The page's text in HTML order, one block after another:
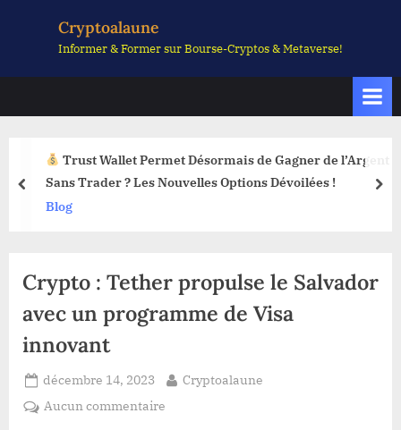
Cryptoalaune
Informer & Former sur Bourse-Cryptos & Metaverse!
Trust Wallet Permet Désormais de Gagner de l’Argent
Sans Trader ? Les Nouvelles Options Dévoilées !
Blog
prev
Crypto : Tether propulse le Salvador
avec un programme de Visa
innovant
Posted
on
décembre 14, 2023 By
Cryptoalaune
Aucun commentaire